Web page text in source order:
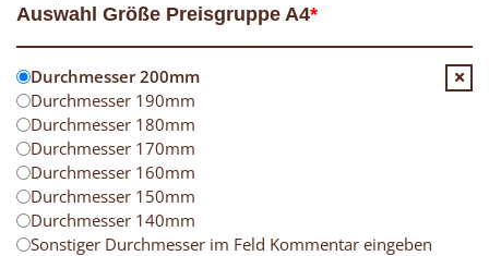
*
Auswahl Größe Preisgruppe A4
Durchmesser 200mm
Durchmesser 190mm
Durchmesser 180mm
Durchmesser 170mm
Durchmesser 160mm
Durchmesser 150mm
Durchmesser 140mm
Sonstiger Durchmesser im Feld Kommentar eingeben